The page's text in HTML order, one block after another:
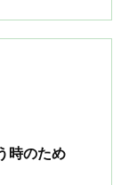
時のため